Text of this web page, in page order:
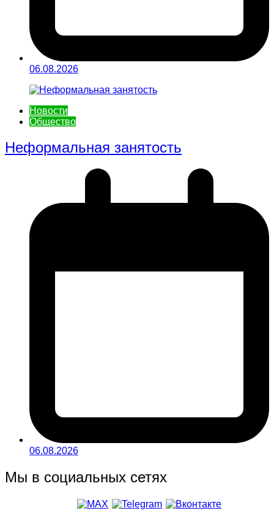
06.08.2026
Новости
Общество
Неформальная занятость
06.08.2026
Мы в социальных сетях